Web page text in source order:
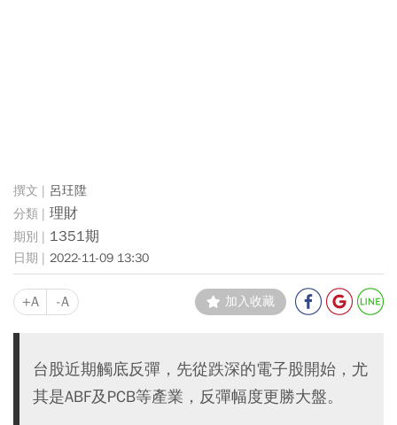
呂玨陞
理財
1351期
2022-11-09 13:30
+A -A 加入收藏
台股近期觸底反彈，先從跌深的電子股開始，尤
其是ABF及PCB等產業，反彈幅度更勝大盤。